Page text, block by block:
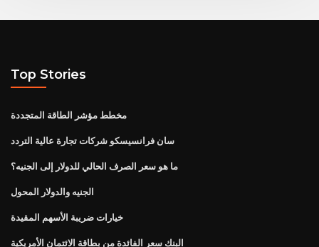
Top Stories
مخطط مؤشر الطاقة المتجددة
سان فرانسيسكو شركات تجارة عالية التردد
ما هو سعر الصرف الحالي للدولار إلى الجنيه؟
الجنيه والدولار المحول
خيارات ضريبة الأسهم المقيدة
البنك سعر الفائدة من بطاقة الائتمان الأمريكية